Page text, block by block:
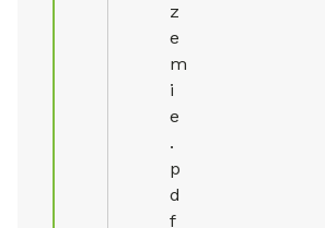
z
e
m
i
e
.
p
d
f